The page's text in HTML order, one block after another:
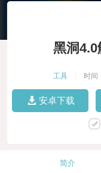
黑洞
工具 时间
安卓下载
简介